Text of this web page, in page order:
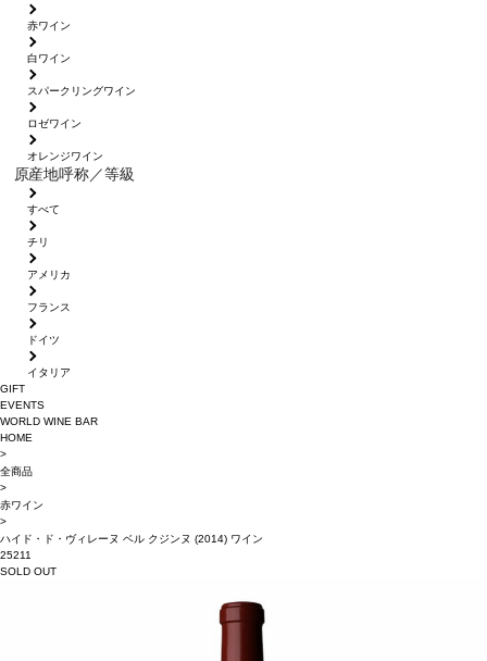
赤ワイン
白ワイン
スパークリングワイン
ロゼワイン
オレンジワイン
原産地呼称／等級
すべて
チリ
アメリカ
フランス
ドイツ
イタリア
GIFT
EVENTS
WORLD WINE BAR
HOME
>
全商品
>
赤ワイン
>
ハイド・ド・ヴィレーヌ ベル クジンヌ (2014) ワイン
25211
SOLD OUT